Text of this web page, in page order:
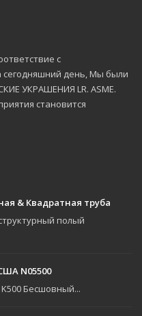
с
день, Мы были
УКРАШЕНИЯ LR. ASME.
становится
& Квадратная труба
полый
N05500
K500 Бесшовный...